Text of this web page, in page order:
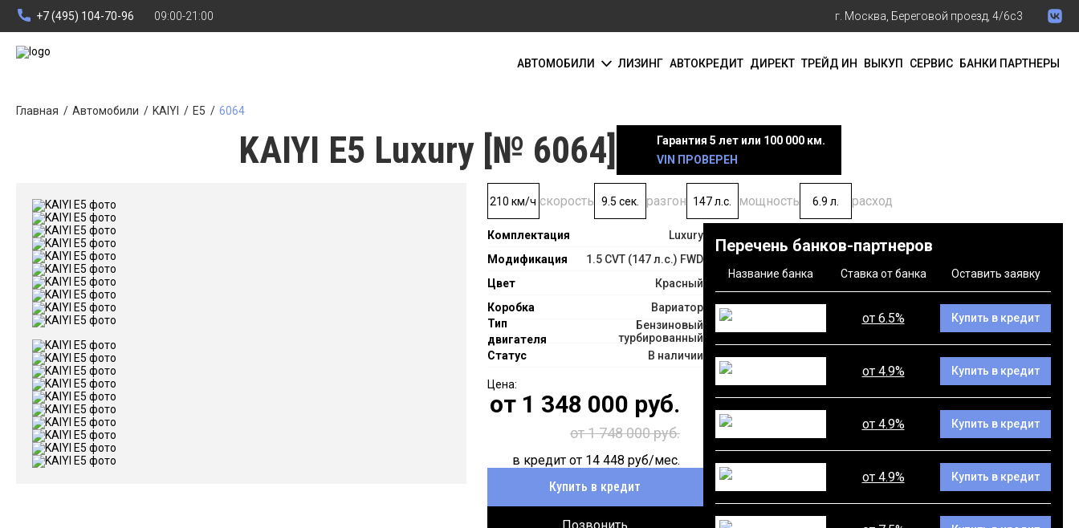
+7 (495) 104-70-96 09:00-21:00 г. Москва, Береговой проезд, 4/6с3
АВТОМОБИЛИ ЛИЗИНГ АВТОКРЕДИТ ДИРЕКТ ТРЕЙД ИН ВЫКУП СЕРВИС БАНКИ ПАРТНЕРЫ
Главная Автомобили KAIYI E5 6064
KAIYI E5 Luxury [№ 6064]
Гарантия 5 лет или 100 000 км.
VIN ПРОВЕРЕН
Комплектация
Luxury
Модификация
1.5 CVT (147 л.с.) FWD
Цвет
Красный
Коробка
Вариатор
Тип
двигателя
Бензиновый
турбированный
Статус
В наличии
210 км/ч скорость 9.5 сек. разгон 147 л.с. мощность 6.9 л. расход
от 1 348 000 руб.
от 1 748 000 руб.
в кредит от 14 448 руб/мес.
Купить в кредит
Перечень банков-партнеров
Название банка Ставка от банка Оставить заявку
от 6.5% Купить в кредит
от 4.9% Купить в кредит
от 4.9% Купить в кредит
от 4.9% Купить в кредит